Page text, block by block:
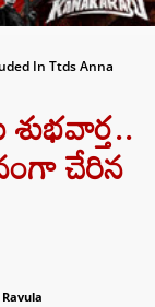
In Ttds Anna
శుభవార్త..
చేరిన